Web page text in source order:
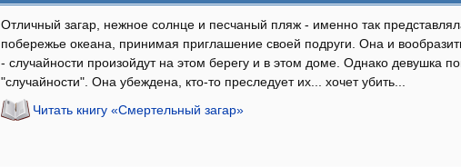
Отличный загар, нежное солнце и песчаный пляж - именно так
побережье океана, принимая приглашение своей подруги. Она и
- случайности произойдут на этом берегу и в этом доме. Однако девушка
"случайности". Она убеждена, кто-то преследует их... хочет убить...
Читать книгу «Смертельный загар»